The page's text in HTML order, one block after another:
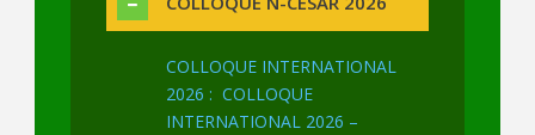
COLLOQUE INTERNATIONAL
2026 : COLLOQUE
INTERNATIONAL 2026 –